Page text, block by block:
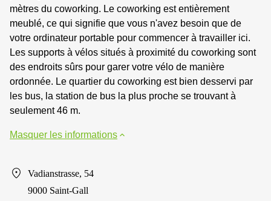
mètres du coworking. Le coworking est entièrement
meublé, ce qui signifie que vous n'avez besoin que de
votre ordinateur portable pour commencer à travailler ici.
Les supports à vélos situés à proximité du coworking sont
des endroits sûrs pour garer votre vélo de manière
ordonnée. Le quartier du coworking est bien desservi par
les bus, la station de bus la plus proche se trouvant à
seulement 46 m.
Masquer les informations
Vadianstrasse, 54
9000 Saint-Gall